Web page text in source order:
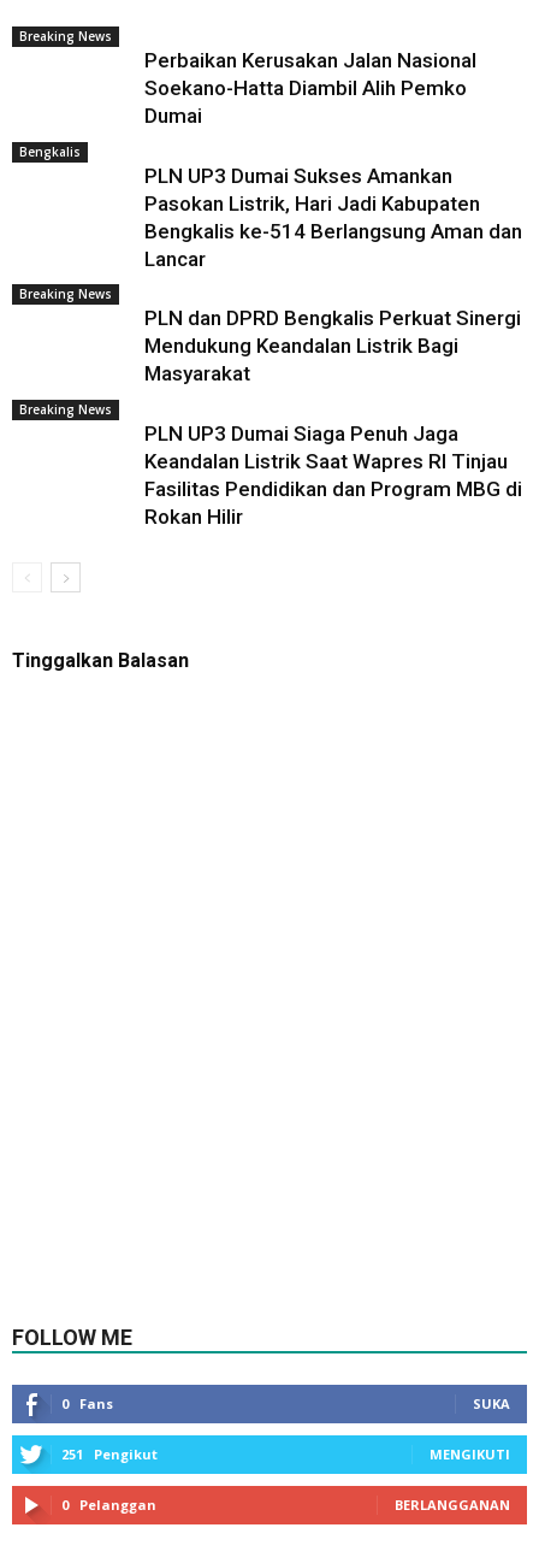
Breaking News
Perbaikan Kerusakan Jalan Nasional
Soekano-Hatta Diambil Alih Pemko
Dumai
Bengkalis
PLN UP3 Dumai Sukses Amankan
Pasokan Listrik, Hari Jadi Kabupaten
Bengkalis ke-514 Berlangsung Aman dan
Lancar
Breaking News
PLN dan DPRD Bengkalis Perkuat Sinergi
Mendukung Keandalan Listrik Bagi
Masyarakat
Breaking News
PLN UP3 Dumai Siaga Penuh Jaga
Keandalan Listrik Saat Wapres RI Tinjau
Fasilitas Pendidikan dan Program MBG di
Rokan Hilir
Tinggalkan Balasan
FOLLOW ME
0 Fans SUKA
251 Pengikut MENGIKUTI
0 Pelanggan BERLANGGANAN